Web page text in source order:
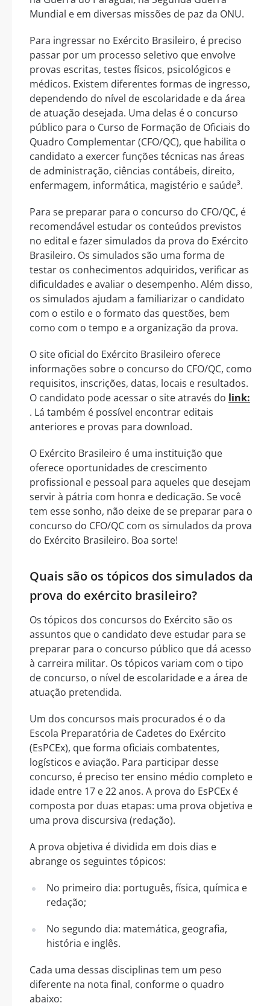
Mundial e em diversas missões de paz da ONU.
Para ingressar no Exército Brasileiro, é preciso
passar por um processo seletivo que envolve
provas escritas, testes físicos, psicológicos e
médicos. Existem diferentes formas de ingresso,
dependendo do nível de escolaridade e da área
de atuação desejada. Uma delas é o concurso
público para o Curso de Formação de Oficiais do
Quadro Complementar (CFO/QC), que habilita o
candidato a exercer funções técnicas nas áreas
de administração, ciências contábeis, direito,
enfermagem, informática, magistério e saúde³.
Para se preparar para o concurso do CFO/QC, é
recomendável estudar os conteúdos previstos
no edital e fazer simulados da prova do Exército
Brasileiro. Os simulados são uma forma de
testar os conhecimentos adquiridos, verificar as
dificuldades e avaliar o desempenho. Além disso,
os simulados ajudam a familiarizar o candidato
com o estilo e o formato das questões, bem
como com o tempo e a organização da prova.
O site oficial do Exército Brasileiro oferece
informações sobre o concurso do CFO/QC, como
requisitos, inscrições, datas, locais e resultados.
O candidato pode acessar o site através do link:
. Lá também é possível encontrar editais
anteriores e provas para download.
O Exército Brasileiro é uma instituição que
oferece oportunidades de crescimento
profissional e pessoal para aqueles que desejam
servir à pátria com honra e dedicação. Se você
tem esse sonho, não deixe de se preparar para o
concurso do CFO/QC com os simulados da prova
do Exército Brasileiro. Boa sorte!
Quais são os tópicos dos simulados da
prova do exército brasileiro?
Os tópicos dos concursos do Exército são os
assuntos que o candidato deve estudar para se
preparar para o concurso público que dá acesso
à carreira militar. Os tópicos variam com o tipo
de concurso, o nível de escolaridade e a área de
atuação pretendida.
Um dos concursos mais procurados é o da
Escola Preparatória de Cadetes do Exército
(EsPCEx), que forma oficiais combatentes,
logísticos e aviação. Para participar desse
concurso, é preciso ter ensino médio completo e
idade entre 17 e 22 anos. A prova do EsPCEx é
composta por duas etapas: uma prova objetiva e
uma prova discursiva (redação).
A prova objetiva é dividida em dois dias e
abrange os seguintes tópicos:
No primeiro dia: português, física, química e
redação;
No segundo dia: matemática, geografia,
história e inglês.
Cada uma dessas disciplinas tem um peso
diferente na nota final, conforme o quadro
abaixo: